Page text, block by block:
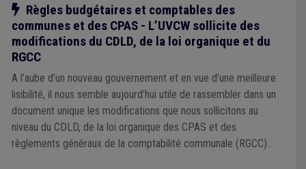
Notre action
Règles budgétaires et comptables des
communes et des CPAS - L’UVCW sollicite des
modifications du CDLD, de la loi organique et du
RGCC
A l’aube d’un nouveau gouvernement et en vue d’une meilleure
lisibilité, il nous semble aujourd’hui utile de rassembler dans un
document unique les modifications que nous sollicitons au
niveau du CDLD, de la loi organique des CPAS et des
règlements généraux de la comptabilité communale (RGCC)
(communes et CPAS).